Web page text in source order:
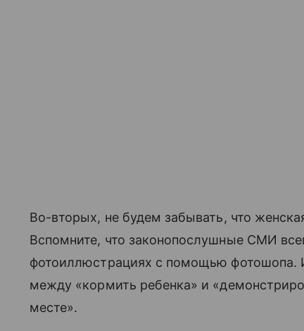
Во-вторых, не будем забывать, что
Вспомните, что законопослушные СМИ
фотоиллюстрациях с помощью фотошопа.
между «кормить ребенка» и
месте».